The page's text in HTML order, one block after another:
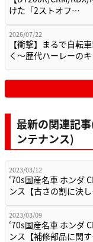
けた「2ストオフ…
2026/07/22
【衝撃】まるで自転
く〜歴代ハーレーの
最新の関連記
ンテナンス)
2023/03/12
‘70s国産名車 ホンダ
ンス【古さの割に決
2023/03/09
‘70s国産名車 ホンダ
ンス【補修部品に関